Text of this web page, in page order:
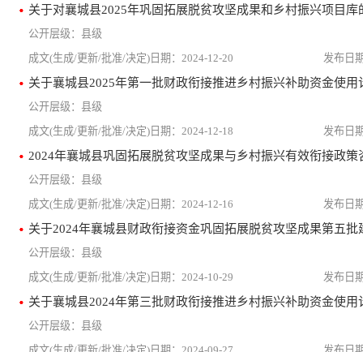
关于对襄城县2025年巩固拓展脱贫攻坚成果和乡村振兴项目库
县级
2024-12-20
关于襄城县2025年第一批财政衔接推进乡村振兴补助资金使用
县级
2024-12-18
2024年襄城县巩固拓展脱贫攻坚成果与乡村振兴有效衔接政策
县级
2024-12-16
关于2024年襄城县财政衔接资金巩固拓展脱贫攻坚成果第五批
县级
2024-10-29
关于襄城县2024年第三批财政衔接推进乡村振兴补助资金使用
县级